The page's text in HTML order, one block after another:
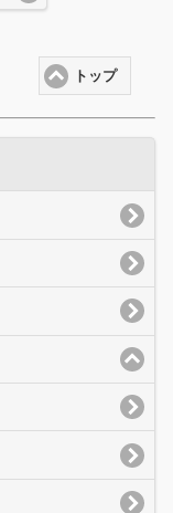
トップ